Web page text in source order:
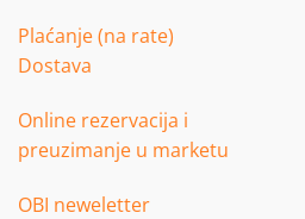
Plaćanje (na rate)
Dostava
Online rezervacija i
preuzimanje u marketu
OBI neweletter